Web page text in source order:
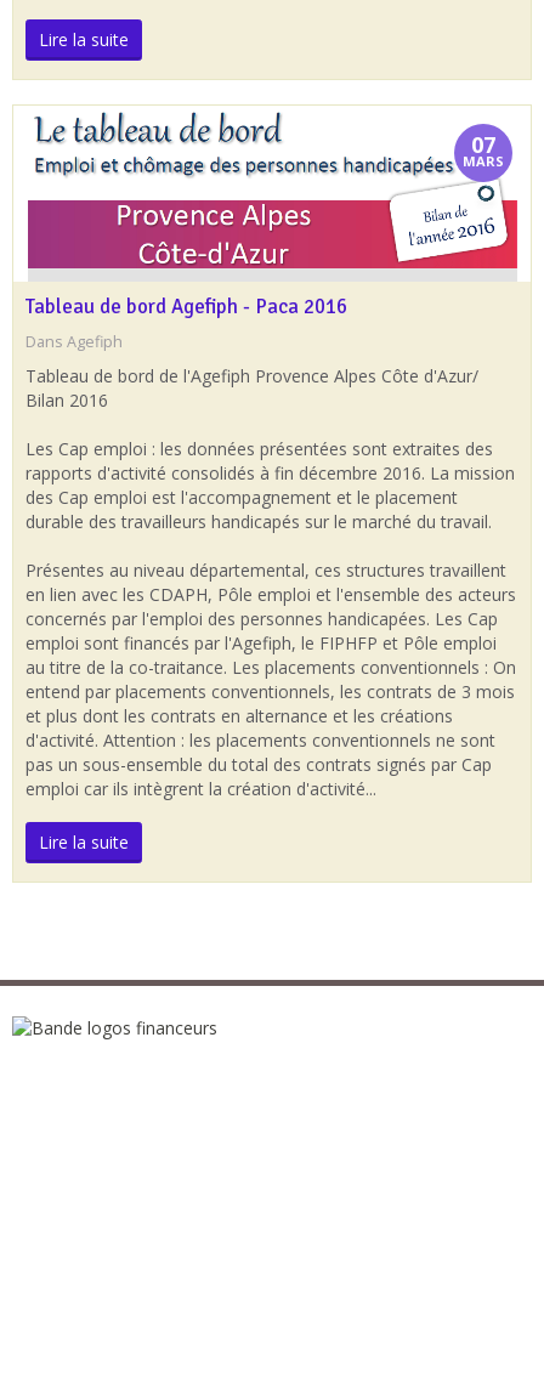
Lire la suite
07
MARS
Tableau de bord Agefiph - Paca 2016
Dans Agefiph
Tableau de bord de l'Agefiph Provence Alpes Côte d'Azur/
Bilan 2016
Les Cap emploi : les données présentées sont extraites des
rapports d'activité consolidés à fin décembre 2016. La mission
des Cap emploi est l'accompagnement et le placement
durable des travailleurs handicapés sur le marché du travail.
Présentes au niveau départemental, ces structures travaillent
en lien avec les CDAPH, Pôle emploi et l'ensemble des acteurs
concernés par l'emploi des personnes handicapées. Les Cap
emploi sont financés par l'Agefiph, le FIPHFP et Pôle emploi
au titre de la co-traitance. Les placements conventionnels : On
entend par placements conventionnels, les contrats de 3 mois
et plus dont les contrats en alternance et les créations
d'activité. Attention : les placements conventionnels ne sont
pas un sous-ensemble du total des contrats signés par Cap
emploi car ils intègrent la création d'activité...
Lire la suite